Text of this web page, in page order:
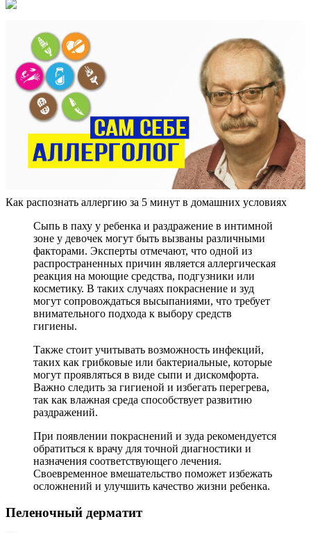
Как распознать аллергию за 5 минут в домашних условиях
Сыпь в паху у ребенка и раздражение в интимной
зоне у девочек могут быть вызваны различными
факторами. Эксперты отмечают, что одной из
распространенных причин является аллергическая
реакция на моющие средства, подгузники или
косметику. В таких случаях покраснение и зуд
могут сопровождаться высыпаниями, что требует
внимательного подхода к выбору средств
гигиены.
Также стоит учитывать возможность инфекций,
таких как грибковые или бактериальные, которые
могут проявляться в виде сыпи и дискомфорта.
Важно следить за гигиеной и избегать перегрева,
так как влажная среда способствует развитию
раздражений.
При появлении покраснений и зуда рекомендуется
обратиться к врачу для точной диагностики и
назначения соответствующего лечения.
Своевременное вмешательство поможет избежать
осложнений и улучшить качество жизни ребенка.
Пеленочный дерматит